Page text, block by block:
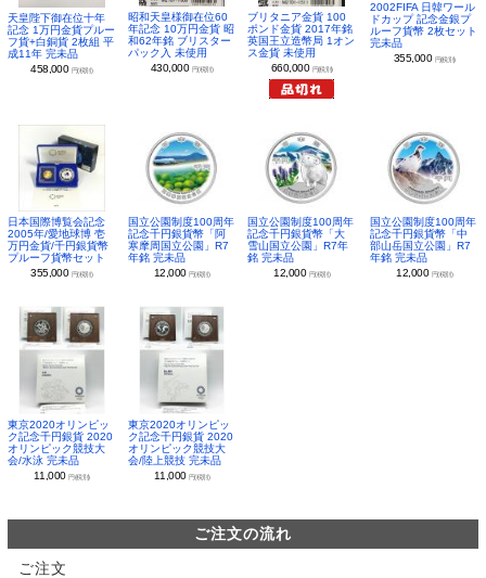
天皇陛下御在位十年
記念 1万円金貨プルー
フ貨+白銅貨 2枚組 平
成11年 完未品
458,000 円(税別)
昭和天皇様御在位60
年記念 10万円金貨 昭
和62年銘 ブリスター
パック入 未使用
430,000 円(税別)
ブリタニア金貨 100
ポンド金貨 2017年銘
英国王立造幣局 1オン
ス金貨 未使用
660,000 円(税別)
2002FIFA 日韓ワール
ドカップ 記念金銀プ
ルーフ貨幣 2枚セット
完未品
355,000 円(税別)
日本国際博覧会記念
2005年/愛地球博 壱
万円金貨/千円銀貨幣
プルーフ貨幣セット
355,000 円(税別)
国立公園制度100周年
記念千円銀貨幣「阿
寒摩周国立公園」R7
年銘 完未品
12,000 円(税別)
国立公園制度100周年
記念千円銀貨幣「大
雪山国立公園」R7年
銘 完未品
12,000 円(税別)
国立公園制度100周年
記念千円銀貨幣「中
部山岳国立公園」R7
年銘 完未品
12,000 円(税別)
東京2020オリンピッ
ク記念千円銀貨 2020
オリンピック競技大
会/水泳 完未品
11,000円(税別)
東京2020オリンピッ
ク記念千円銀貨 2020
オリンピック競技大
会/陸上競技 完未品
11,000 円(税別)
ご注文の流れ
ご注文